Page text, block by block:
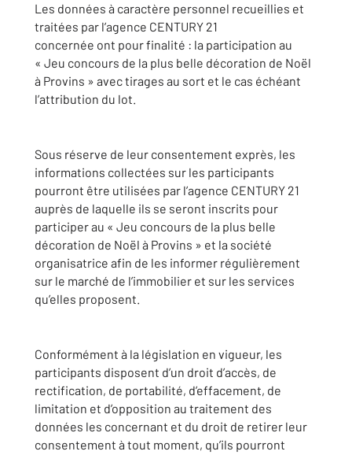
Les données à caractère personnel recueillies et
traitées par l’agence CENTURY 21
concernée ont pour finalité : la participation au
« Jeu concours de la plus belle décoration de Noël
à Provins » avec tirages au sort et le cas échéant
l’attribution du lot.
Sous réserve de leur consentement exprès, les
informations collectées sur les participants
pourront être utilisées par l’agence CENTURY 21
auprès de laquelle ils se seront inscrits pour
participer au « Jeu concours de la plus belle
décoration de Noël à Provins » et la société
organisatrice afin de les informer régulièrement
sur le marché de l’immobilier et sur les services
qu’elles proposent.
Conformément à la législation en vigueur, les
participants disposent d’un droit d’accès, de
rectification, de portabilité, d’effacement, de
limitation et d’opposition au traitement des
données les concernant et du droit de retirer leur
consentement à tout moment, qu’ils pourront